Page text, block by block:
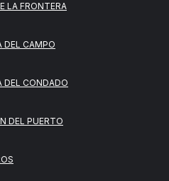
LA FRONTERA
DEL CAMPO
DEL CONDADO
DEL PUERTO